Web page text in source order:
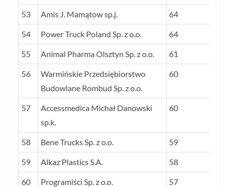
53 Amis J. Mamątow sp.j. 64
54 Power Truck Poland Sp. z o.o. 64
55 Animal Pharma Olsztyn Sp. z o.o. 61
56
Warmińskie Przedsiębiorstwo
Budowlane Rombud Sp. z o.o.
60
57
Accessmedica Michał Danowski
sp.k.
60
58 Bene Trucks Sp. z o.o. 59
59 Alkaz Plastics S.A. 58
60 Programiści Sp. z o.o. 57